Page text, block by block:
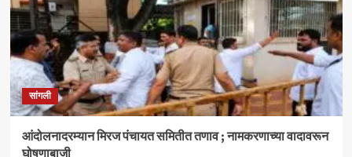
;
दक्षिण
महाराष्ट्रातील
CGHS
लाभार्थ्यांना
मोठा
दिलासा
सांगली
आंदोलनादरम्यान मिरज पंचायत समितीत तणाव ; नामकरणाच्या वादावरून